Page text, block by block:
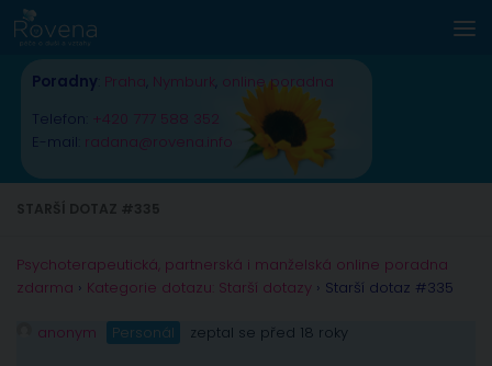
Skip to content
Poradny Praha Nymburk online poradna
Telefon: +420 777 588 352
E-mail: radana@rovena.info
Psychoterapeutická, partnerská i manželská online poradna
zdarma › Kategorie dotazu: Starší dotazy › Starší dotaz #335
anonym Personál zeptal se před 18 roky